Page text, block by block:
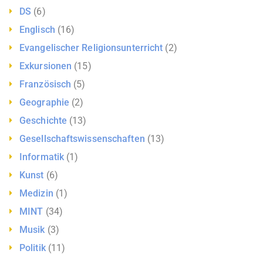
DS (6)
Englisch (16)
Evangelischer Religionsunterricht (2)
Exkursionen (15)
Französisch (5)
Geographie (2)
Geschichte (13)
Gesellschaftswissenschaften (13)
Informatik (1)
Kunst (6)
Medizin (1)
MINT (34)
Musik (3)
Politik(11)